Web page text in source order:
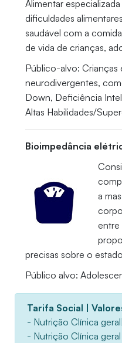
Alimentar
dificuldades
saudável com a
de vida de crianças,
Público-alvo: Crianças
neurodivergentes,
Down, Deficiência
Altas Habilidades/
Bioimpedância
a
entre
precisas sobre o
Público alvo:
Tarifa Social |
- Nutrição Clínica
- Nutrição Clínica